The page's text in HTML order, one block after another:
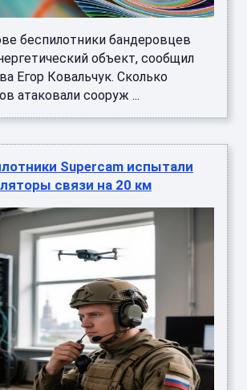
беспилотники бандеровцев
объект, сообщил
Егор Ковальчук. Сколько
атаковали сооруж ...
Supercam испытали
связи на 20 км